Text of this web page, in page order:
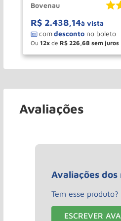
Bovenau
R$ 2.438,14à vista
Ou 12 de R$ 226 68
＋
－
Avaliações
Avaliações dos
Tem esse
ESCREVER